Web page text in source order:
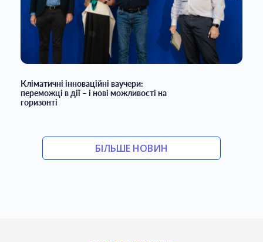
Кліматичні інноваційні ваучери:
переможці в дії – і нові можливості на
горизонті
БІЛЬШЕ НОВИН